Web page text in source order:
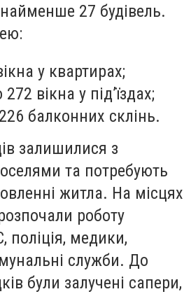
27 будівель.
у квартирах;
вікна у під’їздах;
балконних склінь.
залишилися з
та потребують
житла. На місцях
роботу
поліція, медики,
служби. До
були залучені сапери,